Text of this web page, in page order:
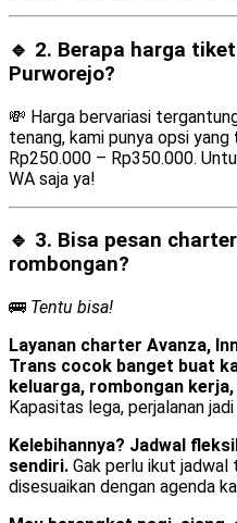
🔹 2. Berapa harga
Purworejo?
💸 Harga bervariasi
tenang, kami punya opsi yang
Rp250.000 – Rp350.000.
WA saja ya!
🔹 3. Bisa pesan
rombongan?
🚌 Tentu bisa!
Layanan charter Avanza,
Trans cocok banget buat
keluarga, rombongan
Kapasitas lega, perjalanan
Kelebihannya? Jadwal
sendiri. Gak perlu ikut jadwal
disesuaikan dengan agenda